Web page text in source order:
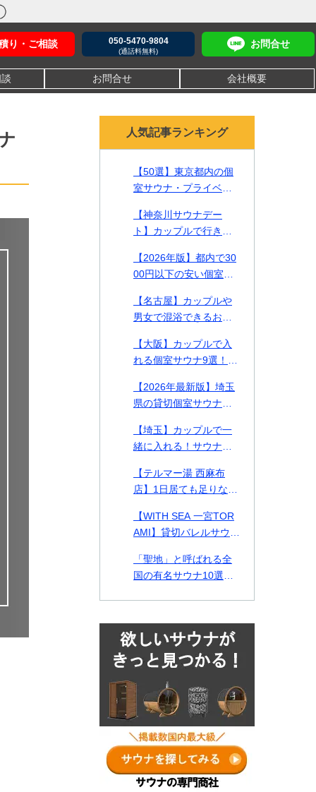
り・ご相談 050-5470-9804
(通話料無料)
お問合せ
お問合せ 会社概要
人気記事ランキング
【50選】東京都内の個
室サウナ・プライベー
なリラックスタイムを
【2026年最新】
【神奈川サウナデー
ト】カップルで行きた
2選をご紹介！
【2026年版】都内で30
00円以下の安い個室サ
る施設を徹底比較【料
金表付き】
【名古屋】カップルや
男女で混浴できるおす
プライベートサウナ9
選！
【大阪】カップルで入
れる個室サウナ9選！貸
サウナや2026年最新施
設も紹介！
【2026年最新版】埼玉
県の貸切個室サウナ・
すすめ14選！カップル
や男女で使える施設も
紹介
【埼玉】カップルで一
緒に入れる！サウナデ
紹介！
【テルマー湯 西麻布
店】1日居ても足りない
をとっても高クオリテ
ィな西麻布テルマー湯
を徹底解剖！
【WITH SEA 一宮TOR
AMI】貸切バレルサウナ
一宮TORAMIで海とサ
ウナを味わう
「聖地」と呼ばれる全
国の有名サウナ10選！
ナランキングも各年ま
とめ！